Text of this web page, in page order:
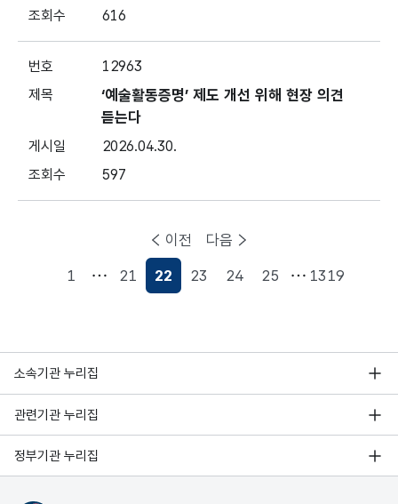
616
12963
‘예술활동증명’ 제도 개선 위해 현장 의견
듣는다
2026.04.30.
597
이전
1
21
현재페이지
22 23 24 25 1319
다음
소속기관 누리집
관련기관 누리집
정부기관 누리집